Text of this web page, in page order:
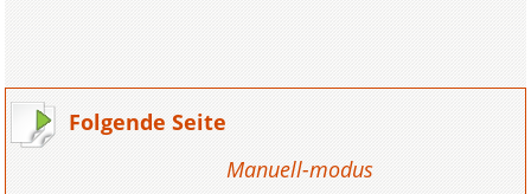
Folgende Seite
Manuell-modus